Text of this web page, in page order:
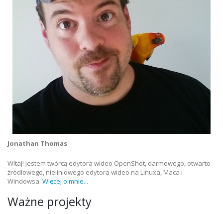
Jonathan Thomas
Witaj! Jestem twórcą edytora wideo OpenShot, darmowego, otwarto-
źródłowego, nieliniowego edytora wideo na Linuxa, Maca i
Windowsa. Więcej o mnie...
Ważne projekty